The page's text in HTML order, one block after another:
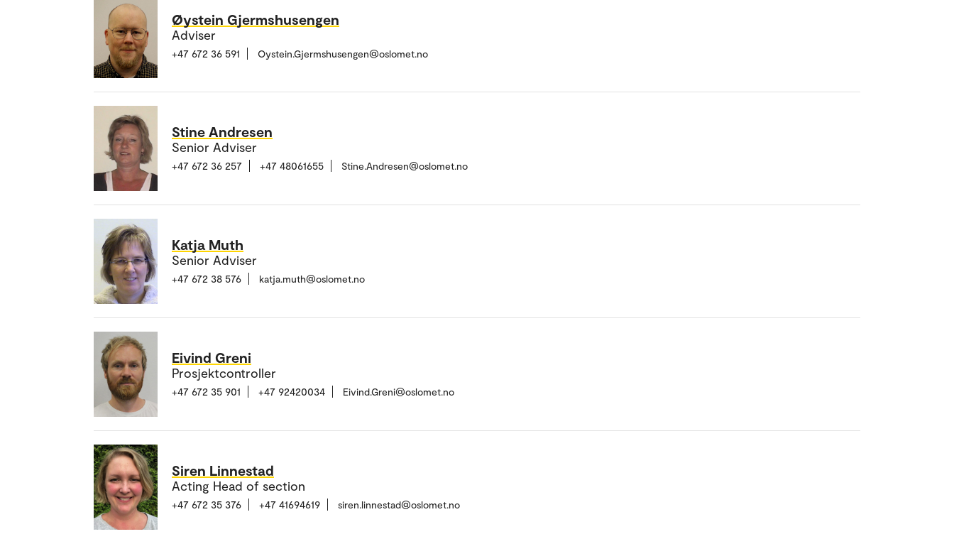
Øystein Gjermshusengen
Adviser
+47 672 36 591 Oystein.Gjermshusengen@oslomet.no
Stine Andresen
Senior Adviser
+47 672 36 257 +47 48061655 Stine.Andresen@oslomet.no
Katja Muth
Senior Adviser
+47 672 38 576 katja.muth@oslomet.no
Eivind Greni
Prosjektcontroller
+47 672 35 901 +47 92420034 Eivind.Greni@oslomet.no
Siren Linnestad
Acting Head of section
+47 672 35 376 +47 41694619 siren.linnestad@oslomet.no